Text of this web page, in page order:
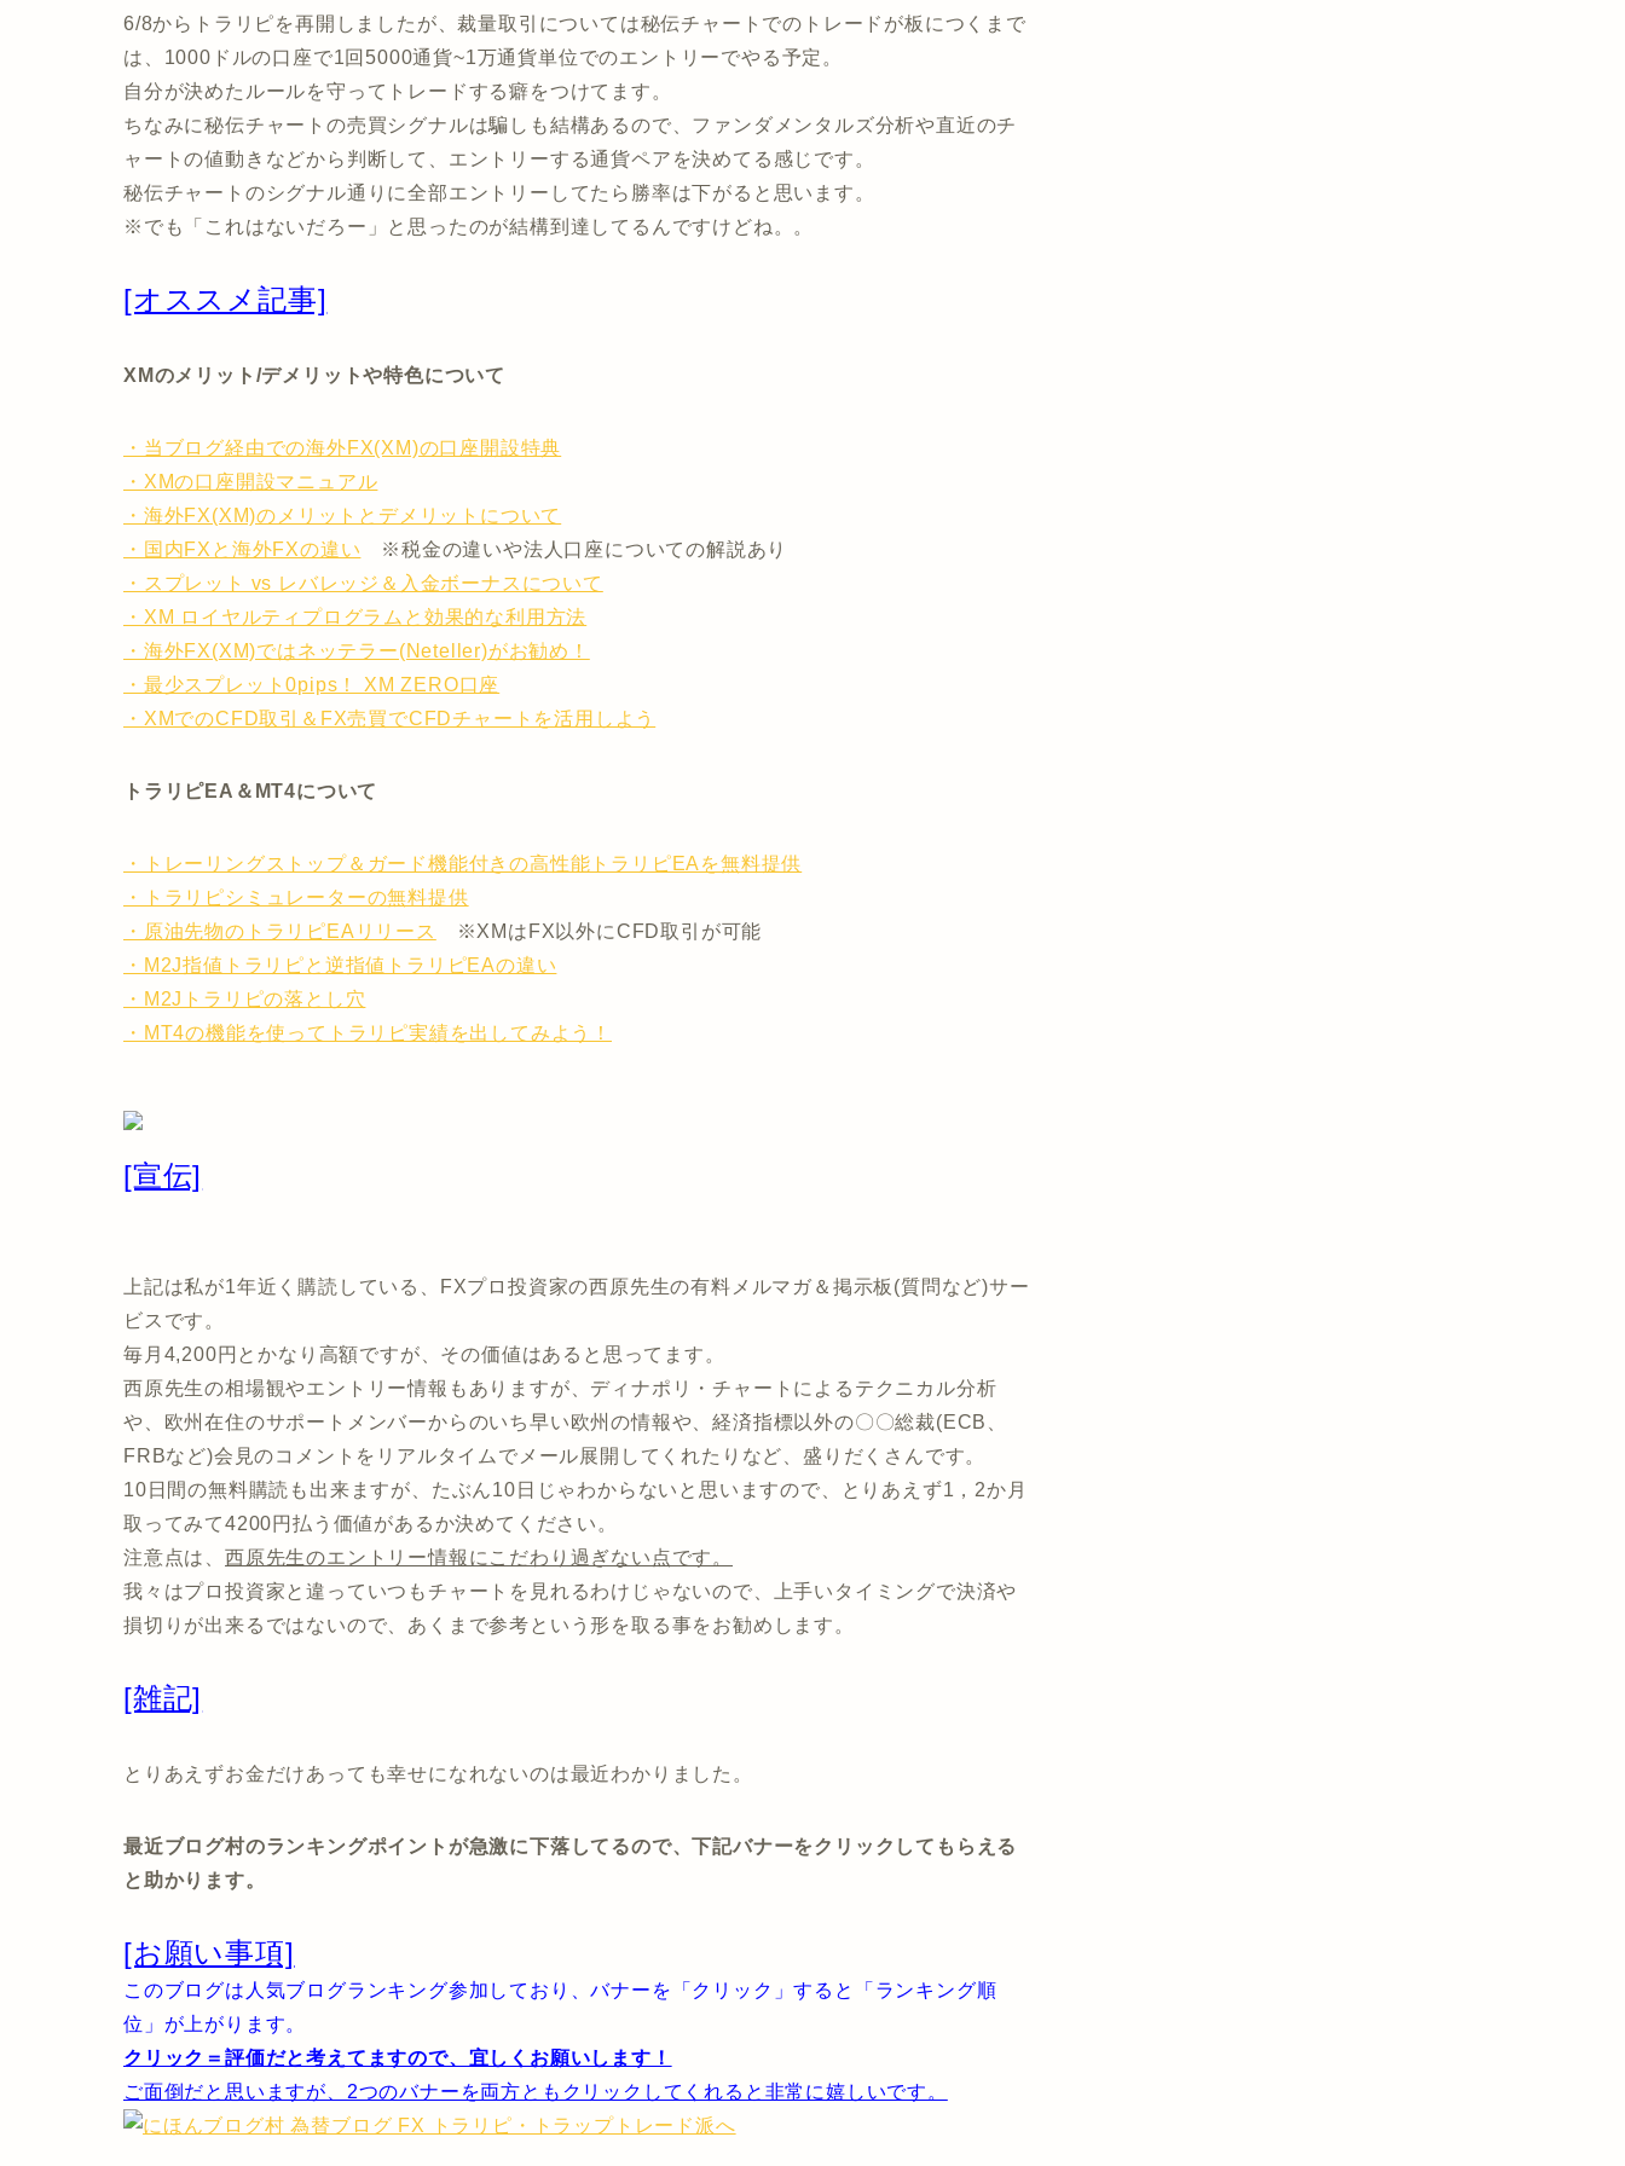
6/8からトラリピを再開しましたが、裁量取引については秘伝チャートでのトレードが板につくまで
は、1000ドルの口座で1回5000通貨~1万通貨単位でのエントリーでやる予定。
自分が決めたルールを守ってトレードする癖をつけてます。
ちなみに秘伝チャートの売買シグナルは騙しも結構あるので、ファンダメンタルズ分析や直近のチ
ャートの値動きなどから判断して、エントリーする通貨ペアを決めてる感じです。
秘伝チャートのシグナル通りに全部エントリーしてたら勝率は下がると思います。
※でも「これはないだろー」と思ったのが結構到達してるんですけどね。。
[オススメ記事]
XMのメリット/デメリットや特色について
・当ブログ経由での海外FX(XM)の口座開設特典
・XMの口座開設マニュアル
・海外FX(XM)のメリットとデメリットについて
・国内FXと海外FXの違い ※税金の違いや法人口座についての解説あり
・スプレット vs レバレッジ＆入金ボーナスについて
・XM ロイヤルティプログラムと効果的な利用方法
・海外FX(XM)ではネッテラー(Neteller)がお勧め！
・最少スプレット0pips！ XM ZERO口座
・XMでのCFD取引＆FX売買でCFDチャートを活用しよう
トラリピEA＆MT4について
・トレーリングストップ＆ガード機能付きの高性能トラリピEAを無料提供
・トラリピシミュレーターの無料提供
・原油先物のトラリピEAリリース
※XMはFX以外にCFD取引が可能
・M2J指値トラリピと逆指値トラリピEAの違い
・M2Jトラリピの落とし穴
・MT4の機能を使ってトラリピ実績を出してみよう！
[宣伝]
上記は私が1年近く購読している、FXプロ投資家の西原先生の有料メルマガ＆掲示板(質問など)サー
ビスです。
毎月4,200円とかなり高額ですが、その価値はあると思ってます。
西原先生の相場観やエントリー情報もありますが、ディナポリ・チャートによるテクニカル分析
や、欧州在住のサポートメンバーからのいち早い欧州の情報や、経済指標以外の〇〇総裁(ECB、
FRBなど)会見のコメントをリアルタイムでメール展開してくれたりなど、盛りだくさんです。
10日間の無料購読も出来ますが、たぶん10日じゃわからないと思いますので、とりあえず1，2か月
取ってみて4200円払う価値があるか決めてください。
注意点は、 西原先生のエントリー情報にこだわり過ぎない点です。
我々はプロ投資家と違っていつもチャートを見れるわけじゃないので、上手いタイミングで決済や
損切りが出来るではないので、あくまで参考という形を取る事をお勧めします。
[雑記]
とりあえずお金だけあっても幸せになれないのは最近わかりました。
最近ブログ村のランキングポイントが急激に下落してるので、下記バナーをクリックしてもらえる
と助かります。
[お願い事項]
このブログは人気ブログランキング参加しており、バナーを「クリック」すると「ランキング順
位」が上がります。
クリック＝評価だと考えてますので、宜しくお願いします！
ご面倒だと思いますが、2つのバナーを両方ともクリックしてくれると非常に嬉しいです。